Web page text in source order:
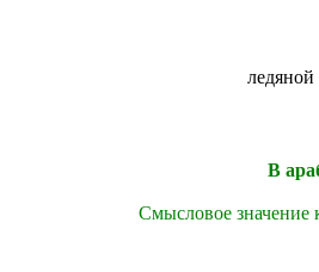
ледяной
В
Смысловое значение